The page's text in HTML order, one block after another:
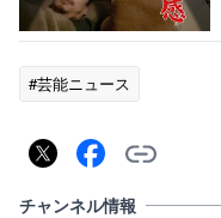
#芸能ニュース
チャンネル情報